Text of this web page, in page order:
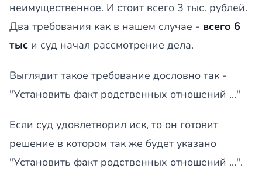
неимущественное. И стоит всего 3 тыс. рублей.
Два требования как в нашем случае - всего 6
тыс и суд начал рассмотрение дела.
Выглядит такое требование дословно так -
"Установить факт родственных отношений ..."
Если суд удовлетворил иск, то он готовит
решение в котором так же будет указано
"Установить факт родственных отношений ...".